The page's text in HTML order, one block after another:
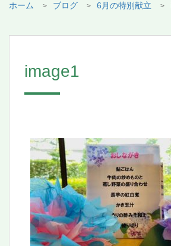
ホーム ブログ 6月の特別献立
image1